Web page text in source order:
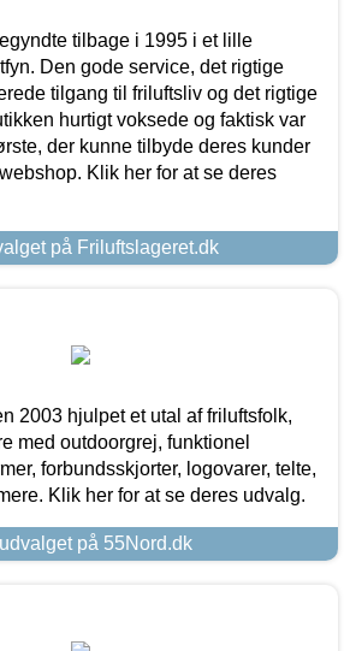
tilbage i 1995 i et lille
Den gode service, det rigtige
tilgang til friluftsliv og det rigtige
hurtigt voksede og faktisk var
der kunne tilbyde deres kunder
Klik her for at se deres
på Friluftslageret.dk
2003 hjulpet et utal af friluftsfolk,
med outdoorgrej, funktionel
forbundsskjorter, logovarer, telte,
Klik her for at se deres udvalg.
på 55Nord.dk